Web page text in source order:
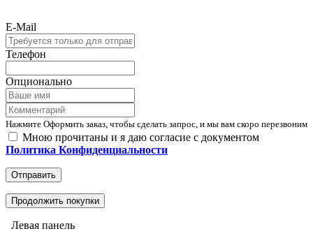
E-Mail
Телефон
Опционально
Нажмите Оформить заказ, чтобы сделать запрос, и мы вам скоро перезвоним
Мною прочитаны и я даю согласие с документом
Политика Конфиденциальности
Отправить
Продолжить покупки
Левая панель